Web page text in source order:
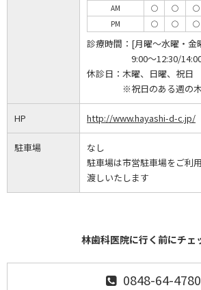
AM
◯ ◯ ◯
PM
◯ ◯ ◯
診療時間： [月曜～水曜・金
9:00～12:30/
休診日： 木曜、日曜、祝日
※祝日のある週の
HP http://www.hayashi-d-c.jp/
駐車場
なし
駐車場は市営駐車場をご利
渡しいたします
林歯科医院に行く前にチェ
0848-64-4780